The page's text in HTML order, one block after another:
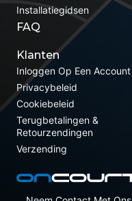
Installatiegidsen
FAQ
Klanten
Inloggen Op Een Account
Privacybeleid
Cookiebeleid
Terugbetalingen &
Retourzendingen
Verzending